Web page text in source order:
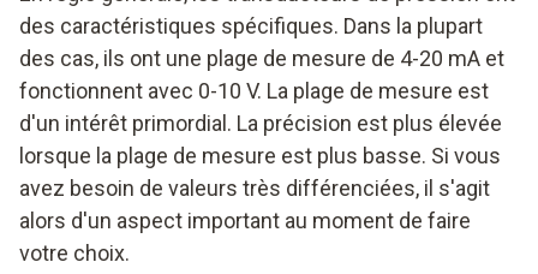
des caractéristiques spécifiques. Dans la plupart
des cas, ils ont une plage de mesure de 4-20 mA et
fonctionnent avec 0-10 V. La plage de mesure est
d'un intérêt primordial. La précision est plus élevée
lorsque la plage de mesure est plus basse. Si vous
avez besoin de valeurs très différenciées, il s'agit
alors d'un aspect important au moment de faire
votre choix.